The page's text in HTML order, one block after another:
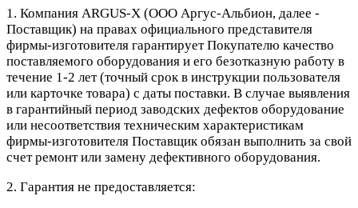
1. Компания ARGUS-X (ООО Аргус-Альбион, далее -
Поставщик) на правах официального представителя
фирмы-изготовителя гарантирует Покупателю качество
поставляемого оборудования и его безотказную работу в
течение 1-2 лет (точный срок в инструкции пользователя
или карточке товара) с даты поставки. В случае выявления
в гарантийный период заводских дефектов оборудование
или несоответствия техническим характеристикам
фирмы-изготовителя Поставщик обязан выполнить за свой
счет ремонт или замену дефективного оборудования.
2. Гарантия не предоставляется: